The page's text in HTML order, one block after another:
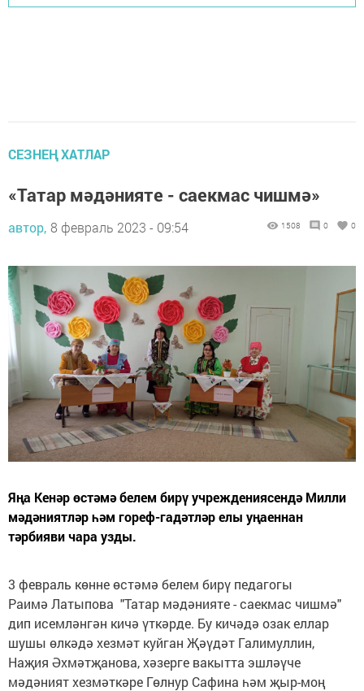
СЕЗНЕҢ ХАТЛАР
«Татар мәдәнияте - саекмас чишмә»
автор, 8 февраль 2023 - 09:54 1508 0 0
Яңа Кенәр өстәмә белем бирү учреждениясендә Милли
мәдәниятләр һәм гореф-гадәтләр елы уңаеннан
тәрбияви чара узды.
3 февраль көнне өстәмә белем бирү педагогы
Раимә Латыпова "Татар мәдәнияте - саекмас чишмә"
дип исемләнгән кичә үткәрде. Бу кичәдә озак еллар
шушы өлкәдә хезмәт куйган Җәүдәт Галимуллин,
Наҗия Әхмәтҗанова, хәзерге вакытта эшләүче
мәдәният хезмәткәре Гөлнур Сафина һәм җыр-моң